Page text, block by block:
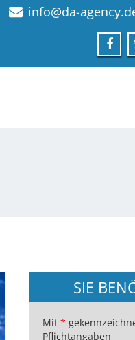
info@da-
SIE
Mit *
Pflichtangaben